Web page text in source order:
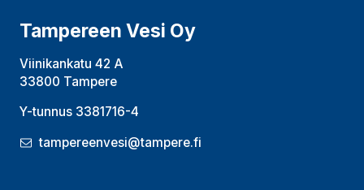
Tampereen Vesi Oy
Viinikankatu 42 A
33800 Tampere
Y-tunnus 3381716-4
tampereenvesi@tampere.fi